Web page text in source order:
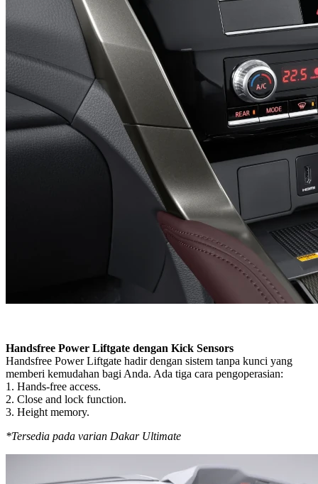
Handsfree Power Liftgate dengan Kick Sensors
Handsfree Power Liftgate hadir dengan sistem tanpa kunci yang
memberi kemudahan bagi Anda. Ada tiga cara pengoperasian:
1. Hands-free access.
2. Close and lock function.
3. Height memory.
*Tersedia pada varian Dakar Ultimate